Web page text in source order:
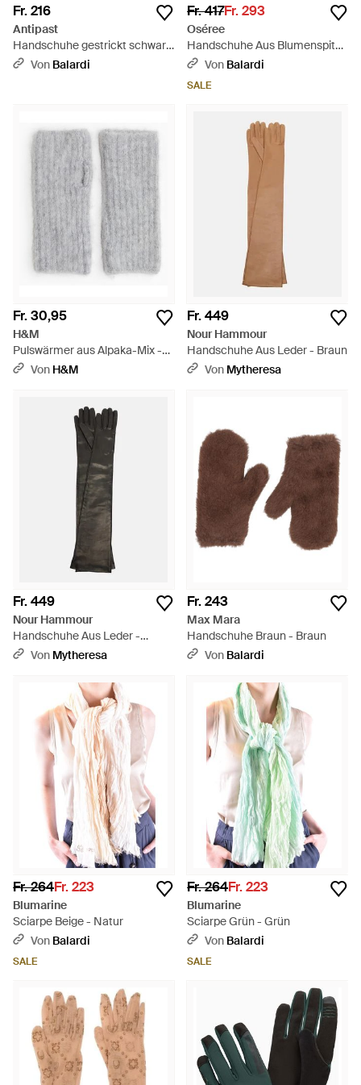
Fr. 216
Antipast
Handschuhe gestrickt schwarz
- Grau
Von Balardi
Fr. 417Fr. 293
Oséree
Handschuhe Aus Blumenspitze
- Weiß
Von Balardi
SALE
Fr. 30,95
H&M
Pulswärmer aus Alpaka-Mix -
GrauVon H&M
Fr. 449
Nour Hammour
Handschuhe Aus Leder - Braun
Von Mytheresa
Fr. 449
Nour Hammour
Handschuhe Aus Leder -
Schwarz
Von Mytheresa
Fr. 243
Max Mara
Handschuhe Braun - Braun
Von Balardi
Fr. 264Fr. 223
Blumarine
Sciarpe Beige - Natur
Von Balardi
SALE
Fr. 264Fr. 223
Blumarine
Sciarpe Grün - Grün
Von Balardi
SALE